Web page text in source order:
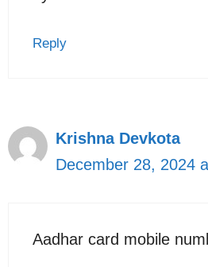
Reply
Krishna Devkota
December 28, 2024
Aadhar card mobile